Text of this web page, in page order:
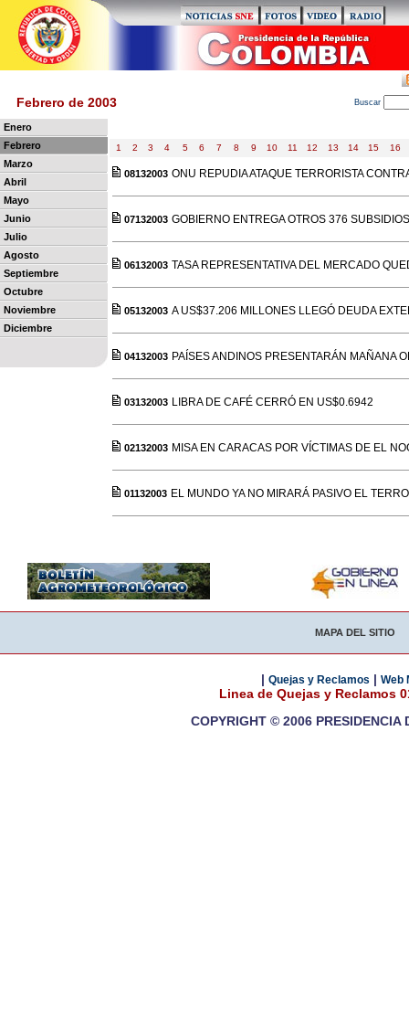
Febrero de 2003 Buscar
Enero
Febrero
Marzo
Abril
Mayo
Junio
Julio
Agosto
Septiembre
Octubre
Noviembre
Diciembre
1 2 3 4 5 6 7 8 9 10 11 12 13 14 15 16
08132003 ONU REPUDIA ATAQUE TERRORISTA
07132003 GOBIERNO ENTREGA OTROS 376
06132003 TASA REPRESENTATIVA DEL MERCADO
05132003 A US$37.206 MILLONES LLEGÓ DEUDA
04132003 PAÍSES ANDINOS PRESENTARÁN MAÑANA
03132003 LIBRA DE CAFÉ CERRÓ EN US$0.6942
02132003 MISA EN CARACAS POR VÍCTIMAS DE EL
01132003 EL MUNDO YA NO MIRARÁ PASIVO EL
MAPA DEL SITIO
| Quejas y Reclamos | Web
Linea de Quejas y Reclamos
COPYRIGHT © 2006 PRESIDENCIA